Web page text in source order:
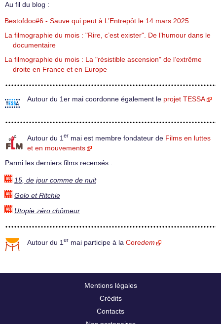
Au fil du blog :
Bestofdoc#6 - Sauve qui peut à L’Entrepôt le 14 mars 2025
La filmographie du mois : "Rire, c’est exister". De l’humour dans le
documentaire
La filmographie du mois : La "résistible ascension" de l’extrême
droite en France et en Europe
Autour du 1er mai coordonne également le projet TESSA
Autour du 1 er mai est membre fondateur de Films en luttes
et en mouvements
Parmi les derniers films recensés :
15, de jour comme de nuit
Golo et Ritchie
Utopie zéro chômeur
Autour du 1er mai participe à la Coredem
Mentions légales
Crédits
Contacts